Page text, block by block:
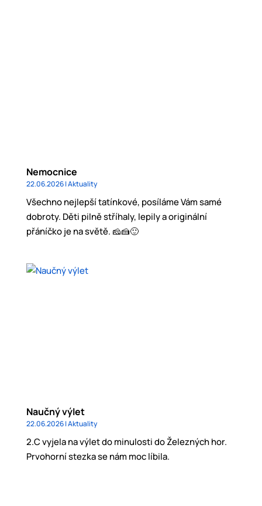
Nemocnice
22.06.2026|Aktuality
Všechno nejlepší tatínkové, posíláme Vám samé
dobroty. Děti pilně stříhaly, lepily a originální
přáníčko je na světě. 🧀🍰🙂
Naučný výlet
22.06.2026|Aktuality
2.C vyjela na výlet do minulosti do Železných hor.
Prvohorní stezka se nám moc líbila.